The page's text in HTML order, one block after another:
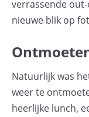
verrassende
nieuwe blik op
Natuurlijk was
weer te
heerlijke lunch,